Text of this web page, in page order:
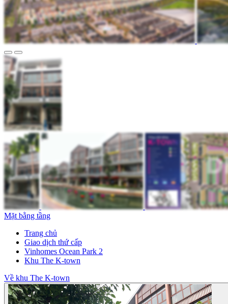
Mặt bằng tầng
Trang chủ
Giao dịch thứ cấp
Vinhomes Ocean Park 2
Khu The K-town
Về khu The K-town